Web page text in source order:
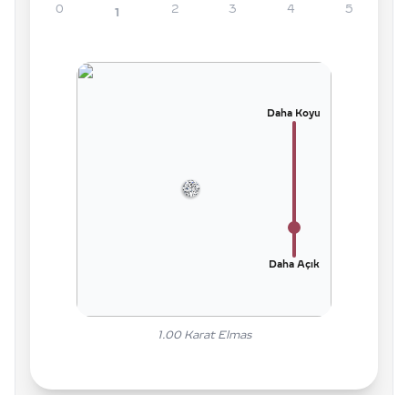
0 1 2 3 4 5
Daha Koyu
Daha Açık
1.00Karat Elmas